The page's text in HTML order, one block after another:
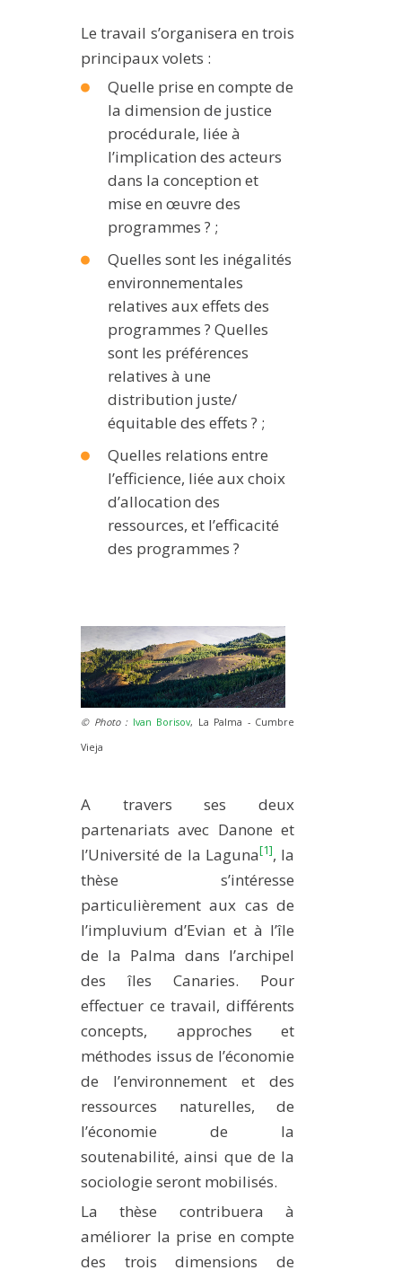
Le travail s’organisera en trois
principaux volets :
Quelle prise en compte de
la dimension de justice
procédurale, liée à
l’implication des acteurs
dans la conception et
mise en œuvre des
programmes ? ;
Quelles sont les inégalités
environnementales
relatives aux effets des
programmes ? Quelles
sont les préférences
relatives à une
distribution juste/
équitable des effets ? ;
Quelles relations entre
l’efficience, liée aux choix
d’allocation des
ressources, et l’efficacité
des programmes ?
© Photo : Ivan Borisov, La Palma - Cumbre
Vieja
A travers ses deux
partenariats avec Danone et
l’Université de la Laguna[1], la
thèse s’intéresse
particulièrement aux cas de
l’impluvium d’Evian et à l’île
de la Palma dans l’archipel
des îles Canaries. Pour
effectuer ce travail, différents
concepts, approches et
méthodes issus de l’économie
de l’environnement et des
ressources naturelles, de
l’économie de la
soutenabilité, ainsi que de la
sociologie seront mobilisés.
La thèse contribuera à
améliorer la prise en compte
des trois dimensions de